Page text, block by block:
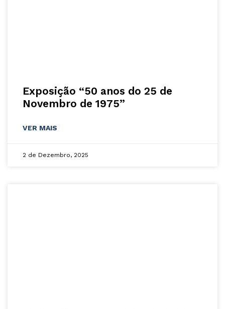
Exposição “50 anos do 25 de
Novembro de 1975”
VER MAIS
2 de Dezembro, 2025